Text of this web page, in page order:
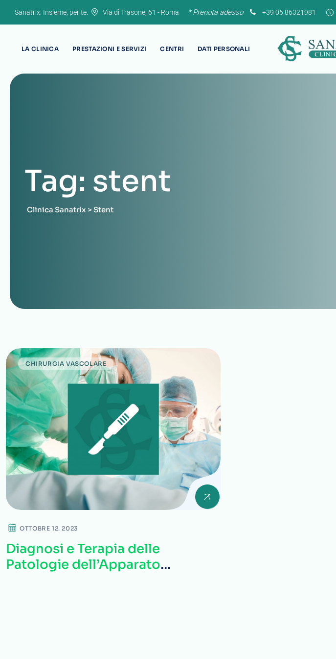
Sanatrix. Insieme, per te. Via di Trasone, 61 - Roma * Prenota adesso +39 06 86321981
LA CLINICA PRESTAZIONI E SERVIZI CENTRI DATI PERSONALI
Tag: stent
Clinica Sanatrix > Stent
CHIRURGIA VASCOLARE
OTTOBRE 12. 2023
Diagnosi e Terapia delle
Patologie dell’Apparato